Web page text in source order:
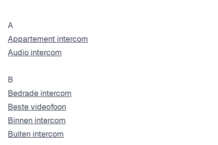
A
Appartement intercom
Audio intercom
B
Bedrade intercom
Beste videofoon
Binnen intercom
Buiten intercom